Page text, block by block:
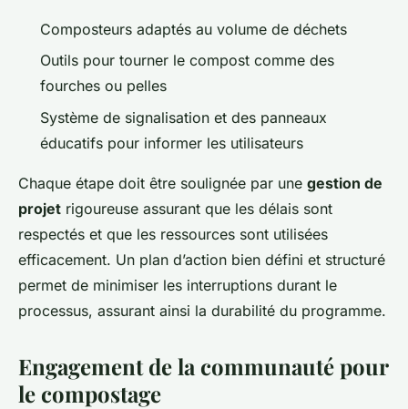
Composteurs adaptés au volume de déchets
Outils pour tourner le compost comme des
fourches ou pelles
Système de signalisation et des panneaux
éducatifs pour informer les utilisateurs
Chaque étape doit être soulignée par une gestion de
projet rigoureuse assurant que les délais sont
respectés et que les ressources sont utilisées
efficacement. Un plan d’action bien défini et structuré
permet de minimiser les interruptions durant le
processus, assurant ainsi la durabilité du programme.
Engagement de la communauté pour
le compostage